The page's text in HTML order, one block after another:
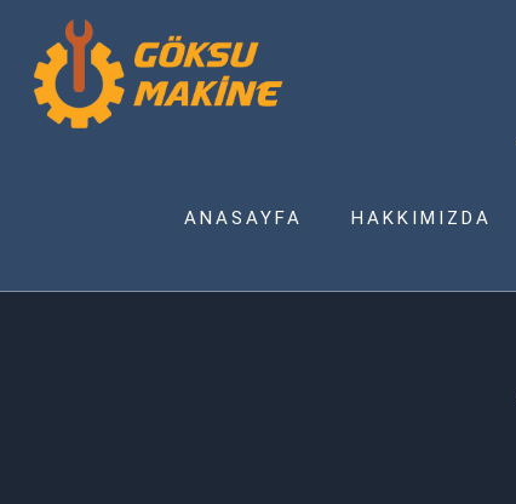
ANASAYFA HAKKIMIZDA